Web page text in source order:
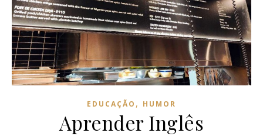
EDUCAÇÃO , HUMOR
Aprender Inglês